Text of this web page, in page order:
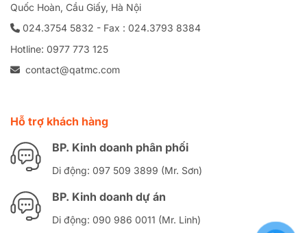
Quốc Hoàn, Cầu Giấy, Hà Nội
024.3754 5832 - Fax : 024.3793 8384
Hotline: 0977 773 125
contact@qatmc.com
Hỗ trợ khách hàng
BP. Kinh doanh phân phối
Di động: 097 509 3899 (Mr. Sơn)
BP. Kinh doanh dự án
Di động: 090 986 0011 (Mr. Linh)